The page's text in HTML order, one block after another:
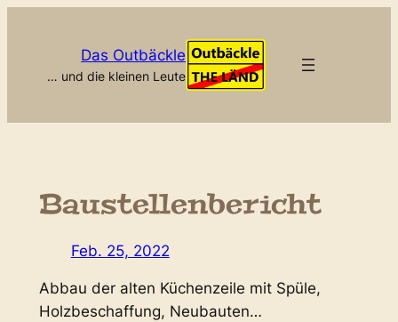
Das Outbäckle
… und die kleinen Leute
Baustellenbericht
Feb. 25, 2022
Abbau der alten Küchenzeile mit Spüle,
Holzbeschaffung, Neubauten…